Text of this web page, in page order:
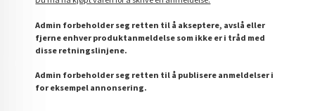
Admin forbeholder seg retten til å akseptere, avslå eller
fjerne enhver produktanmeldelse som ikke er i tråd med
disse retningslinjene.
Admin forbeholder seg retten til å publisere anmeldelser i
for eksempel annonsering.